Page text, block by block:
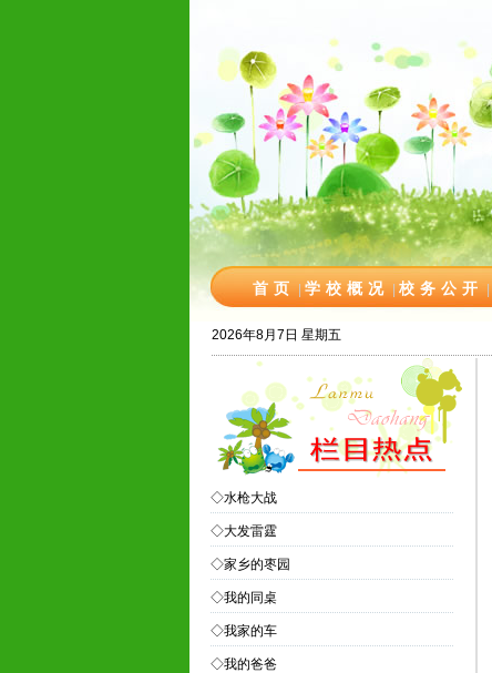
首页 学校概况 校务公开
2026年8月7日 星期五
◇水枪大战
◇大发雷霆
◇家乡的枣园
◇我的同桌
◇我家的车
◇我的爸爸